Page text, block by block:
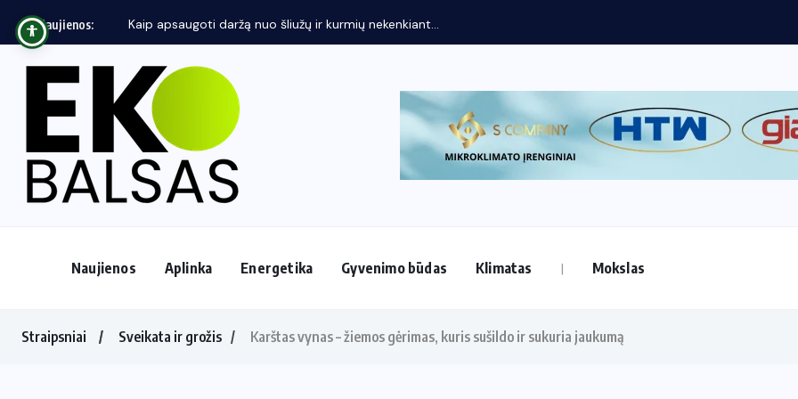
Naujienos:
Naujienos Aplinka Energetika Gyvenimo būdas Klimatas Mokslas
Straipsniai Sveikata ir grožis Karštas vynas – žiemos gėrimas, kuris sušildo ir sukuria jaukumą